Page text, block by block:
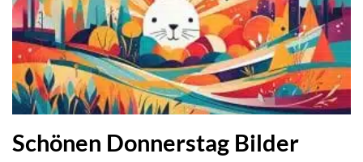
Schönen Donnerstag Bilder